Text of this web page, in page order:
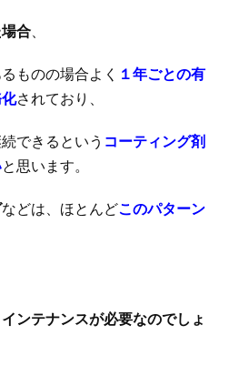
合、
ものの場合よく １年ごとの有
されており、
できるという コーティング剤
と思います。
などは、ほとんどこのパターン
ンテナンスが必要なのでしょ